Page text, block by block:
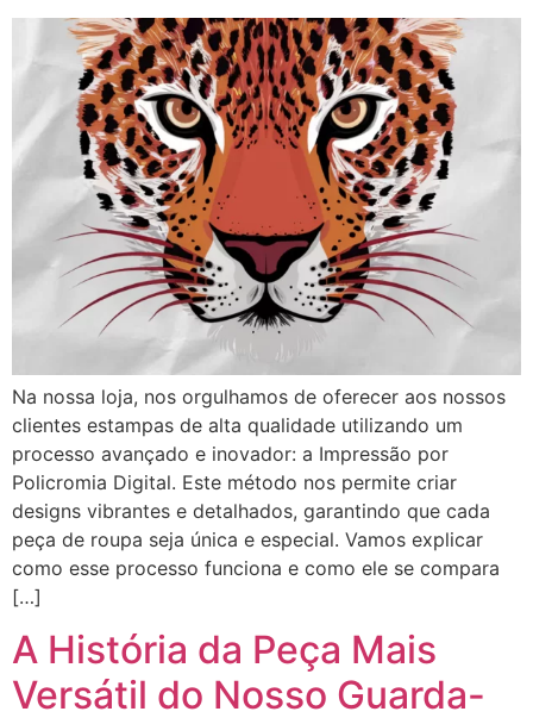
Na nossa loja, nos orgulhamos de oferecer aos nossos
clientes estampas de alta qualidade utilizando um
processo avançado e inovador: a Impressão por
Policromia Digital. Este método nos permite criar
designs vibrantes e detalhados, garantindo que cada
peça de roupa seja única e especial. Vamos explicar
como esse processo funciona e como ele se compara
[…]
A História da Peça Mais
Versátil do Nosso Guarda-